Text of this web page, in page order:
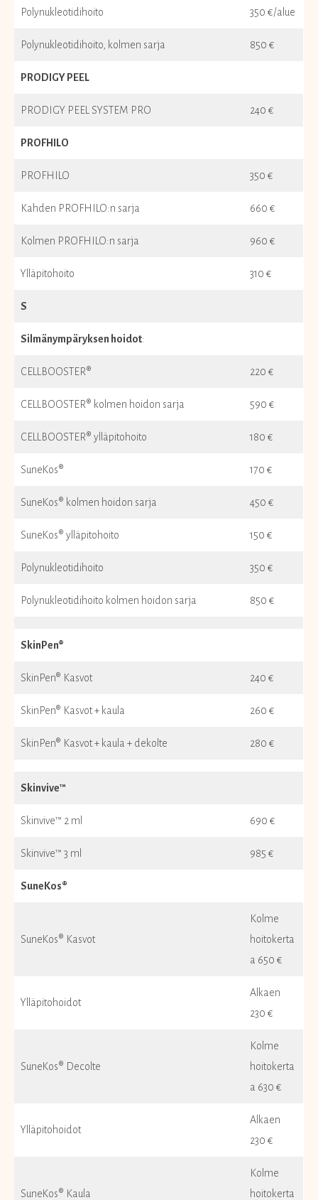
Polynukleotidihoito 350 €/alue
Polynukleotidihoito, kolmen sarja 850 €
PRODIGY PEEL
PRODIGY PEEL SYSTEM PRO 240 €
PROFHILO
PROFHILO 350 €
Kahden PROFHILO:n sarja 660 €
Kolmen PROFHILO:n sarja 960 €
Ylläpitohoito 310 €
S
Silmänympäryksen hoidot:
CELLBOOSTER® 220 €
CELLBOOSTER® kolmen hoidon sarja 590 €
CELLBOOSTER® ylläpitohoito 180 €
SuneKos® 170 €
SuneKos® kolmen hoidon sarja 450 €
SuneKos® ylläpitohoito 150 €
Polynukleotidihoito 350 €
Polynukleotidihoito kolmen hoidon sarja 850 €
SkinPen®
SkinPen® Kasvot 240 €
SkinPen® Kasvot + kaula 260 €
SkinPen® Kasvot + kaula + dekolte 280 €
Skinvive™
Skinvive™ 2 ml 690 €
Skinvive™ 3 ml 985 €
SuneKos®
SuneKos® Kasvot
Kolme
hoitokerta
a 650 €
Ylläpitohoidot
Alkaen
230 €
SuneKos® Decolte
Kolme
hoitokerta
a 630 €
Ylläpitohoidot
Alkaen
230 €
SuneKos® Kaula
Kolme
hoitokerta